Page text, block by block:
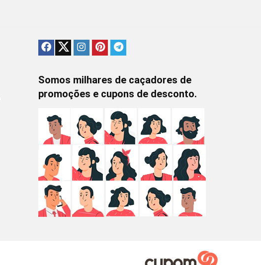
Somos milhares de caçadores de
promoções e cupons de desconto.